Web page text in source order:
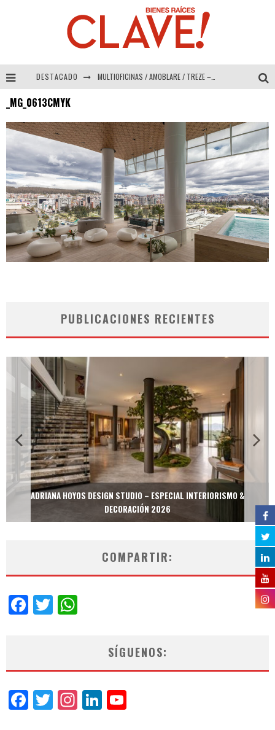
DESTACADO MULTIOFICINAS / AMOBLARE / TREZE – Especial Interiorismo & Decoración 2026
COLINEAL – Especial Interiorismo & Decoración 2026
ADRIANA HOYOS DESIGN STUDIO – Especial Interiorismo & Decoración 2026
_MG_0613CMYK
PUBLICACIONES RECIENTES
ADRIANA HOYOS DESIGN STUDIO – ESPECIAL INTERIORISMO &
DECORACIÓN 2026
COMPARTIR:
Facebook
Twitter
SÍGUENOS:
Facebook
Twitter
Instagram
LinkedIn